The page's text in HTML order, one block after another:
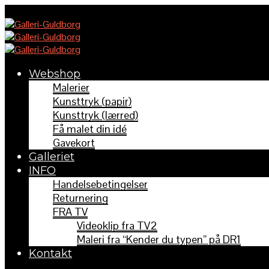
Webshop
Malerier
Kunsttryk (papir)
Kunsttryk (lærred)
Få malet din idé
Gavekort
Galleriet
INFO
Handelsebetingelser
Returnering
FRA TV
Videoklip fra TV2
Maleri fra “Kender du typen” på DR1
Kontakt